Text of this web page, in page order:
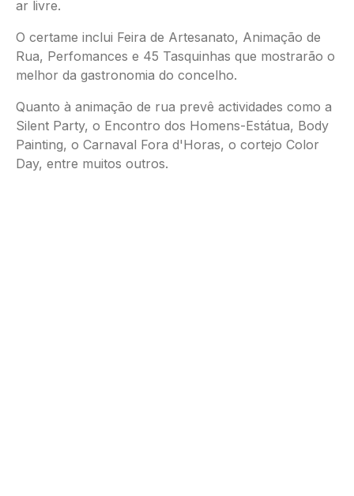
ar livre.
O certame inclui Feira de Artesanato, Animação de
Rua, Perfomances e 45 Tasquinhas que mostrarão o
melhor da gastronomia do concelho.
Quanto à animação de rua prevê actividades como a
Silent Party, o Encontro dos Homens-Estátua, Body
Painting, o Carnaval Fora d'Horas, o cortejo Color
Day, entre muitos outros.